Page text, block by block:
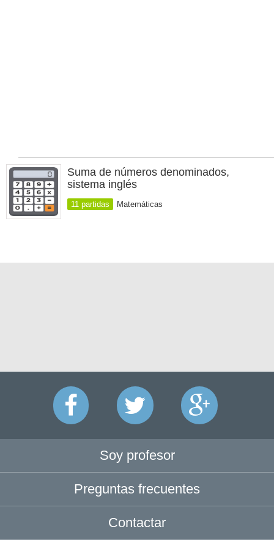
Suma de números denominados,
sistema inglés
11 partidas Matemáticas
Soy profesor
Preguntas frecuentes
Contactar